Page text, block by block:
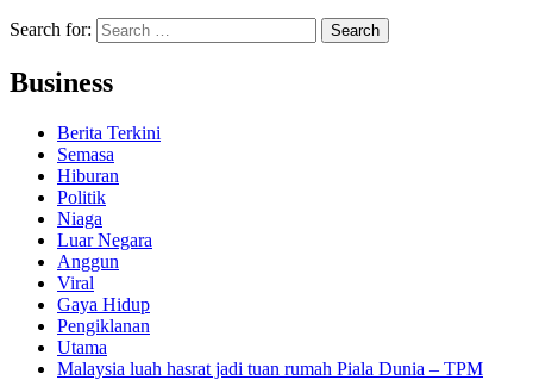
Search for:
Business
Berita Terkini
Semasa
Hiburan
Politik
Niaga
Luar Negara
Anggun
Viral
Gaya Hidup
Pengiklanan
Utama
Malaysia luah hasrat jadi tuan rumah Piala Dunia – TPM